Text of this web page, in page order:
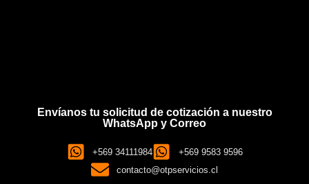
Envíanos tu solicitud de cotización a nuestro
WhatsApp y Correo
+569 34111984
+569 9583 9596
contacto@otpservicios.cl